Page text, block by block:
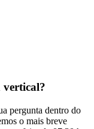
vertical?
pergunta dentro do
o mais breve